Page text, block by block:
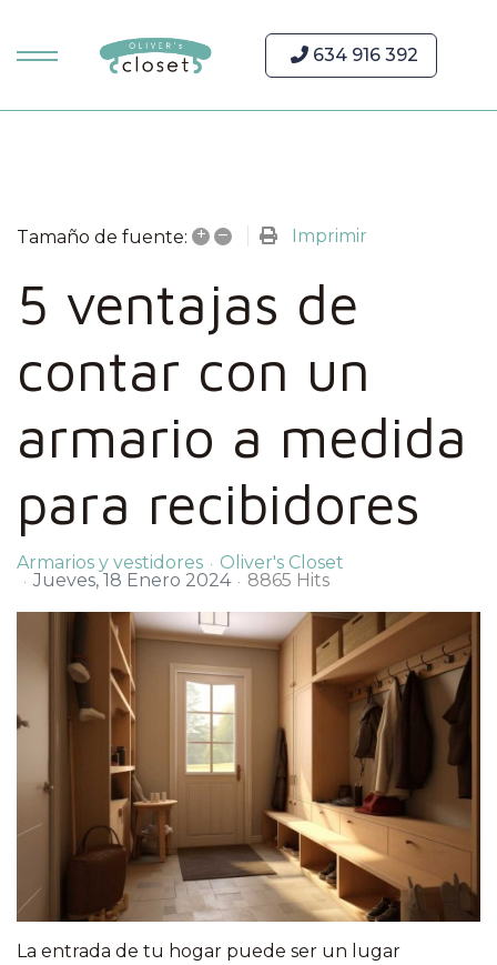
634 916 392
Tamaño de fuente: + – Imprimir
5 ventajas de
contar con un
armario a medida
para recibidores
Armarios y vestidores
Oliver's Closet
Jueves, 18 Enero 2024
8865 Hits
La entrada de tu hogar puede ser un lugar